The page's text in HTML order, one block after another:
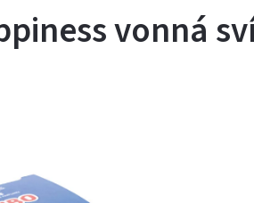
vonná